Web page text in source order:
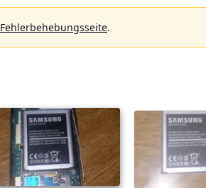
Fehlerbehebungsseite.